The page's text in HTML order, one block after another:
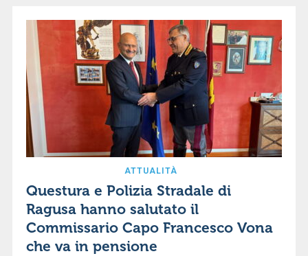
ATTUALITÀ
Questura e Polizia Stradale di
Ragusa hanno salutato il
Commissario Capo Francesco Vona
che va in pensione